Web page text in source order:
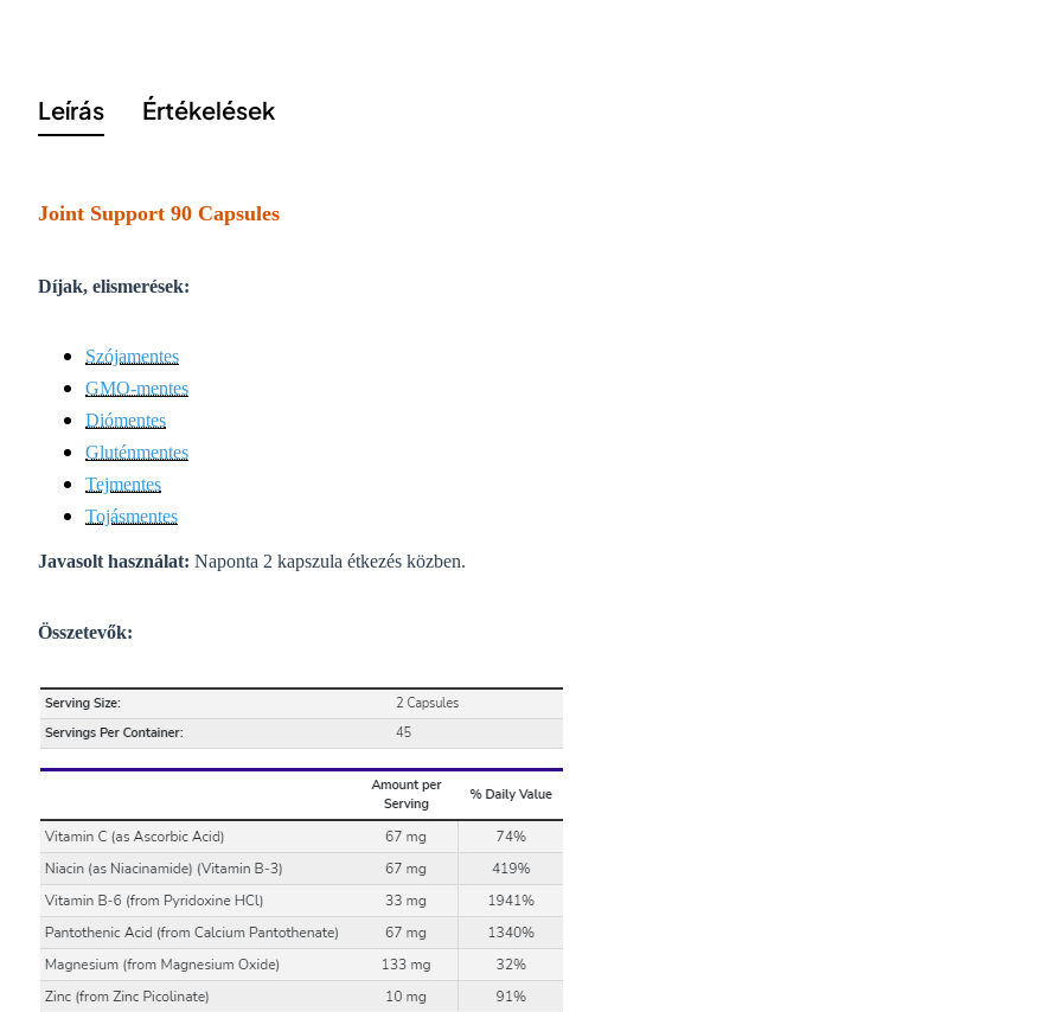
Leírás Értékelések
Joint Support 90 Capsules
Díjak, elismerések:
Szójamentes
GMO-mentes
Diómentes
Gluténmentes
Tejmentes
Tojásmentes
Javasolt használat: Naponta 2 kapszula étkezés közben.
Összetevők: